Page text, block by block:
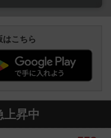
はこちら
上昇中